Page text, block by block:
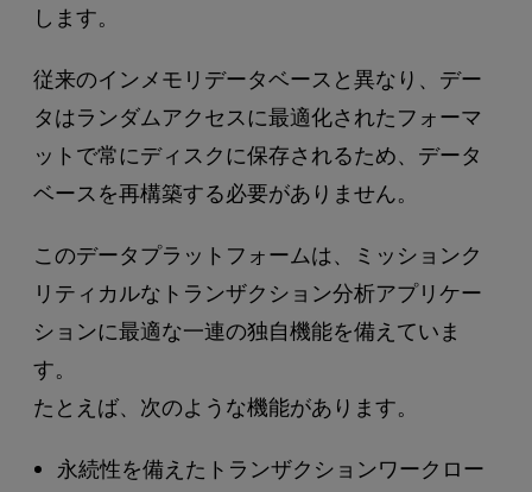
します。
従来のインメモリデータベースと異なり、デー
タはランダムアクセスに最適化されたフォーマ
ットで常にディスクに保存されるため、データ
ベースを再構築する必要がありません。
このデータプラットフォームは、ミッションク
リティカルなトランザクション分析アプリケー
ションに最適な一連の独自機能を備えていま
す。
たとえば、次のような機能があります。
永続性を備えたトランザクションワークロー